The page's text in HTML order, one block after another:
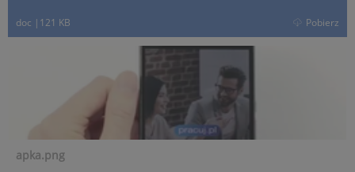
doc | 121 KB Pobierz
apka.png